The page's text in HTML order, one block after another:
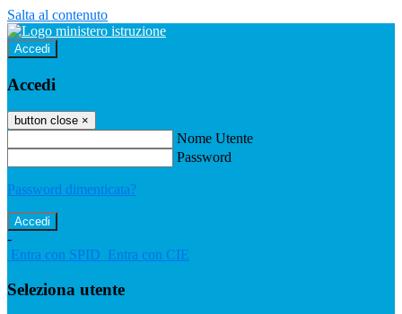
Salta al contenuto
Accedi
Accedi
button close ×
Nome Utente
Password
Password dimenticata?
-
Entra con SPID Entra con CIE
Seleziona utente